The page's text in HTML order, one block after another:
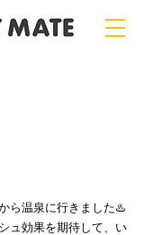
ら温泉に行きました♨️
ュ効果を期待して、い